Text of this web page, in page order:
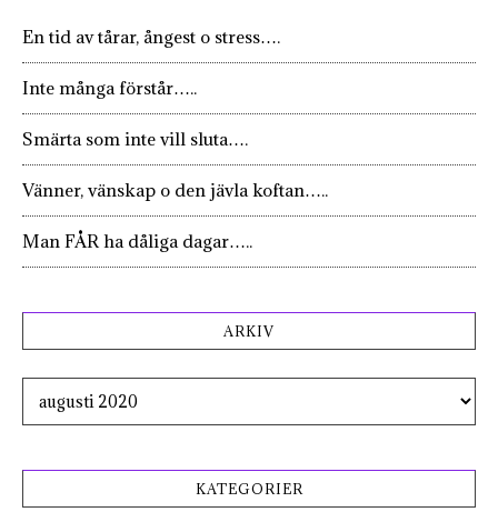
En tid av tårar, ångest o stress….
Inte många förstår…..
Smärta som inte vill sluta….
Vänner, vänskap o den jävla koftan…..
Man FÅR ha dåliga dagar…..
ARKIV
KATEGORIER